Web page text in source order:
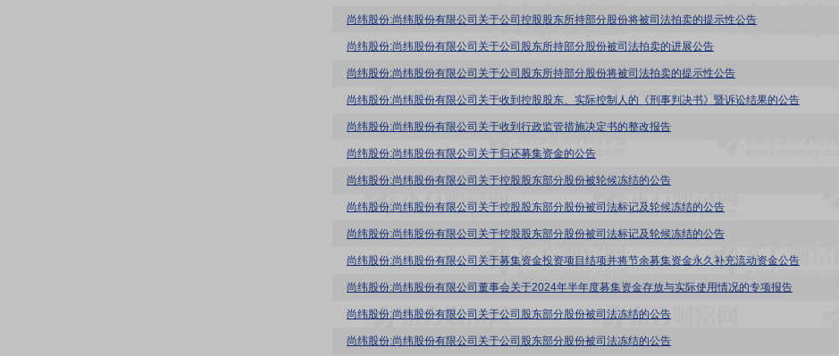
尚纬股份:尚纬股份有限公司关于公司控股股东所持部分股份将被司法拍卖的提示性公告
尚纬股份:尚纬股份有限公司关于公司股东所持部分股份被司法拍卖的进展公告
尚纬股份:尚纬股份有限公司关于公司股东所持部分股份将被司法拍卖的提示性公告
尚纬股份:尚纬股份有限公司关于收到控股股东、实际控制人的《刑事判决书》暨诉讼结果的公告
尚纬股份:尚纬股份有限公司关于收到行政监管措施决定书的整改报告
尚纬股份:尚纬股份有限公司关于归还募集资金的公告
尚纬股份:尚纬股份有限公司关于控股股东部分股份被轮候冻结的公告
尚纬股份:尚纬股份有限公司关于控股股东部分股份被司法标记及轮候冻结的公告
尚纬股份:尚纬股份有限公司关于控股股东部分股份被司法标记及轮候冻结的公告
尚纬股份:尚纬股份有限公司关于募集资金投资项目结项并将节余募集资金永久补充流动资金公告
尚纬股份:尚纬股份有限公司董事会关于2024年半年度募集资金存放与实际使用情况的专项报告
尚纬股份:尚纬股份有限公司关于公司股东部分股份被司法冻结的公告
尚纬股份:尚纬股份有限公司关于公司股东部分股份被司法冻结的公告